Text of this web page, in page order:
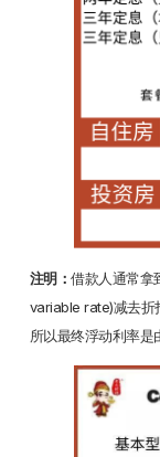
注明：借款人通常拿
variable rate)减去折
所以最终浮动利率是